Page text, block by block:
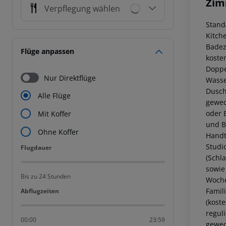
Verpflegung wählen
Flüge anpassen
Nur Direktflüge
Alle Flüge
Mit Koffer
Ohne Koffer
Flugdauer
Flugdauer
Bis zu 24 Stunden
Abflugzeiten
Abflugzeiten
00:00 23:59
oder
und